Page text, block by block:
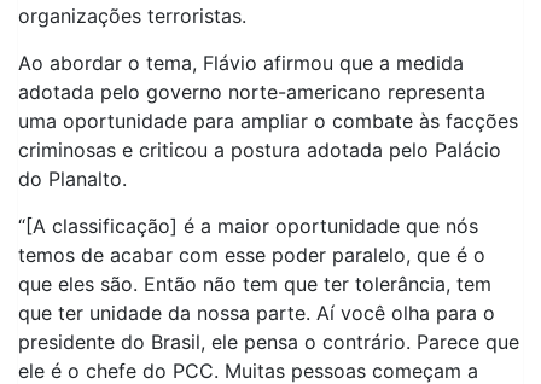
organizações terroristas.
Ao abordar o tema, Flávio afirmou que a medida
adotada pelo governo norte-americano representa
uma oportunidade para ampliar o combate às facções
criminosas e criticou a postura adotada pelo Palácio
do Planalto.
“[A classificação] é a maior oportunidade que nós
temos de acabar com esse poder paralelo, que é o
que eles são. Então não tem que ter tolerância, tem
que ter unidade da nossa parte. Aí você olha para o
presidente do Brasil, ele pensa o contrário. Parece que
ele é o chefe do PCC. Muitas pessoas começam a